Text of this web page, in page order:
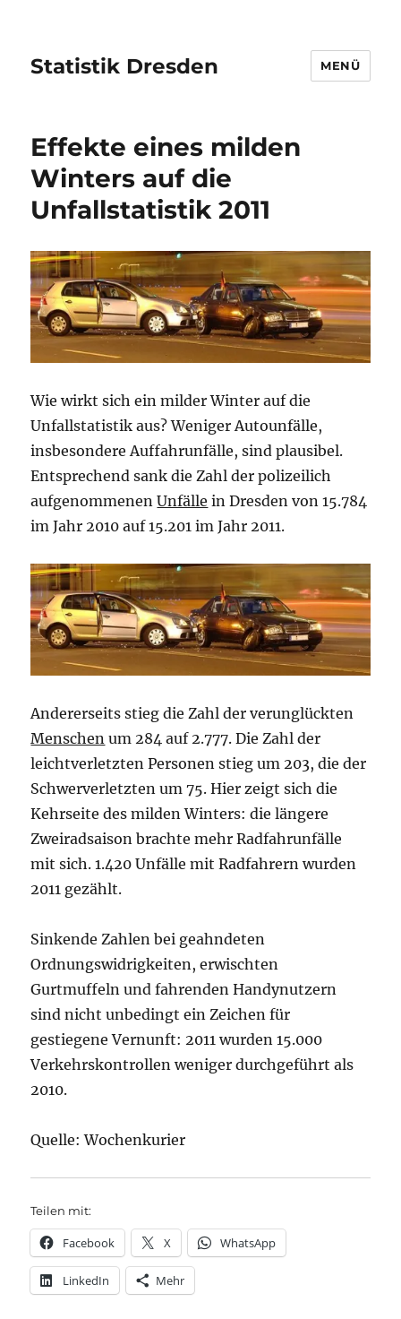
Statistik Dresden MENÜ
Effekte eines milden
Winters auf die
Unfallstatistik 2011
Wie wirkt sich ein milder Winter auf die
Unfallstatistik aus? Weniger Autounfälle,
insbesondere Auffahrunfälle, sind plausibel.
Entsprechend sank die Zahl der polizeilich
aufgenommenenUnfälle in Dresden von 15.784
im Jahr 2010 auf 15.201 im Jahr 2011.
Andererseits stieg die Zahl der verunglückten
Menschen um 284 auf 2.777. Die Zahl der
leichtverletzten Personen stieg um 203, die der
Schwerverletzten um 75. Hier zeigt sich die
Kehrseite des milden Winters: die längere
Zweiradsaison brachte mehr Radfahrunfälle
mit sich. 1.420 Unfälle mit Radfahrern wurden
2011 gezählt.
Sinkende Zahlen bei geahndeten
Ordnungswidrigkeiten, erwischten
Gurtmuffeln und fahrenden Handynutzern
sind nicht unbedingt ein Zeichen für
gestiegene Vernunft: 2011 wurden 15.000
Verkehrskontrollen weniger durchgeführt als
2010.
Quelle: Wochenkurier
Teilen mit:
Facebook X WhatsApp
LinkedIn Mehr